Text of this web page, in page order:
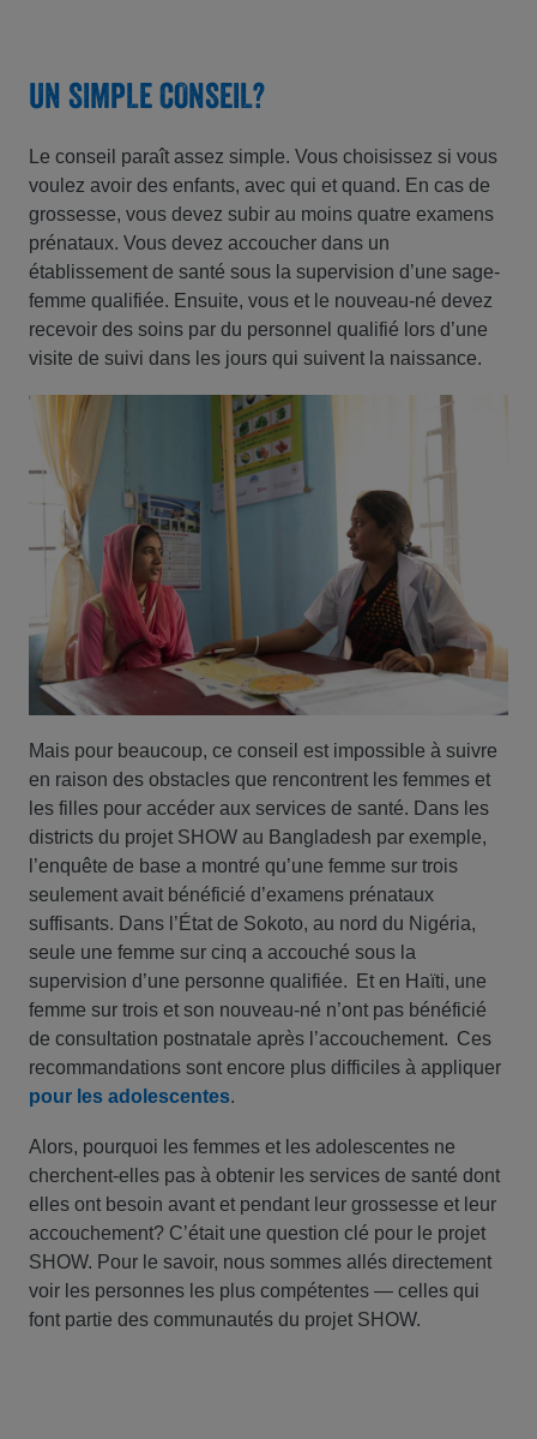
UN SIMPLE CONSEIL?
Le conseil paraît assez simple. Vous choisissez si vous
voulez avoir des enfants, avec qui et quand. En cas de
grossesse, vous devez subir au moins quatre examens
prénataux. Vous devez accoucher dans un
établissement de santé sous la supervision d’une sage-
femme qualifiée. Ensuite, vous et le nouveau-né devez
recevoir des soins par du personnel qualifié lors d’une
visite de suivi dans les jours qui suivent la naissance.
Mais pour beaucoup, ce conseil est impossible à suivre
en raison des obstacles que rencontrent les femmes et
les filles pour accéder aux services de santé. Dans les
districts du projet SHOW au Bangladesh par exemple,
l’enquête de base a montré qu’une femme sur trois
seulement avait bénéficié d’examens prénataux
suffisants. Dans l’État de Sokoto, au nord du Nigéria,
seule une femme sur cinq a accouché sous la
supervision d’une personne qualifiée. Et en Haïti, une
femme sur trois et son nouveau-né n’ont pas bénéficié
de consultation postnatale après l’accouchement. Ces
recommandations sont encore plus difficiles à appliquer
pour les adolescentes.
Alors, pourquoi les femmes et les adolescentes ne
cherchent-elles pas à obtenir les services de santé dont
elles ont besoin avant et pendant leur grossesse et leur
accouchement? C’était une question clé pour le projet
SHOW. Pour le savoir, nous sommes allés directement
voir les personnes les plus compétentes — celles qui
font partie des communautés du projet SHOW.